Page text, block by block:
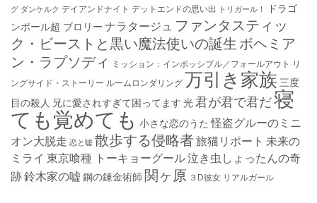
グ ダンケルク デイアンドナイト デットエンドの思い出 トリガール！
ドラゴ
ンボール超 ブロリー ナラタージュ ファンタスティッ
ク・ビーストと黒い魔法使いの誕生 ボヘミア
ン・ラプソディ ミッション：インポッシブル／フォールアウト リ
ングサイド・ストーリー ルームロンダリング万引き家族 三度
目の殺人 兄に愛されすぎて困ってます 光君が君で君だ寝
ても覚めても 小さな恋のうた 怪盗グルーのミニ
オン大脱走 恋と嘘 散歩する侵略者旅猫リポート 未来の
ミライ 東京喰種 トーキョーグール泣き虫しょったんの奇
跡鈴木家の嘘 鋼の錬金術師 関ヶ原 ３D彼女 リアルガール